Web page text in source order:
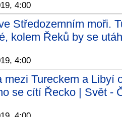
4:00
Středozemním moři.
kolem Řeků by se
4:00
mezi Tureckem a Libyí
se cítí Řecko | Svět -